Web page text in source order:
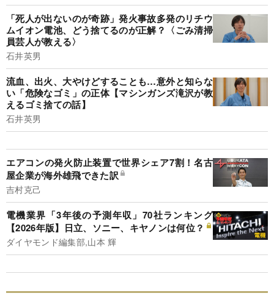
「死人が出ないのが奇跡」発火事故多発のリチウ
ムイオン電池、どう捨てるのが正解？〈ごみ清掃
員芸人が教える〉
石井英男
流血、出火、大やけどすることも…意外と知らな
い「危険なゴミ」の正体【マシンガンズ滝沢が教
えるゴミ捨ての話】
石井英男
エアコンの発火防止装置で世界シェア7割！名古
屋企業が海外雄飛できた訳
吉村克己
電機業界「3年後の予測年収」70社ランキング
【2026年版】日立、ソニー、キヤノンは何位？
ダイヤモンド編集部,山本 輝